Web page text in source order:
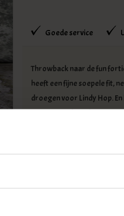
Goede service
Throwback naar de fun
heeft een fijne soepele fit,
droegen voor Lindy Hop.
Brown Notch Back
authentieke details zoals
de split (crosshatch) aan
De Revival Vintage 1942